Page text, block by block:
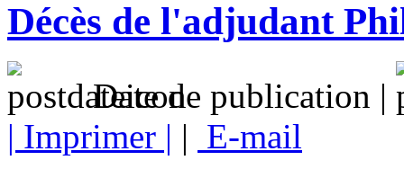
Décès de l'adjudant
Date de publication |
| Imprimer | | E-mail